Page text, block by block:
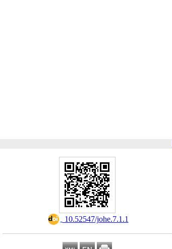
‎ 10.52547/johe.7.1.1